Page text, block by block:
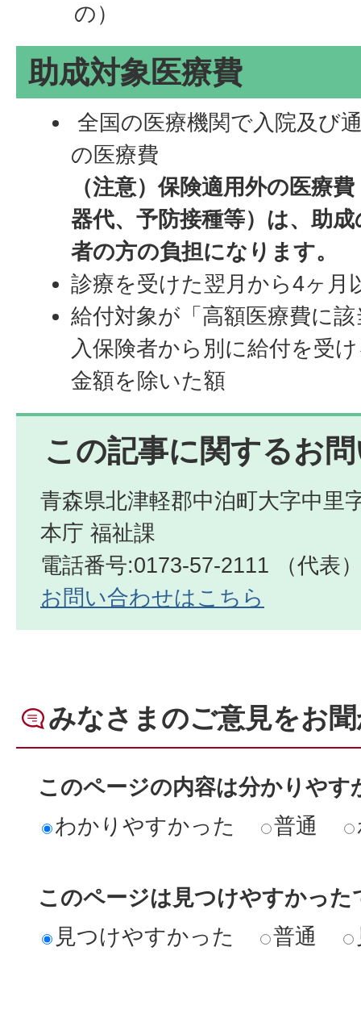
の）
助成対象医療費
全国の医療機関で入院及び
の医療費
（注意）保険適用外の医療
器代、予防接種等）は、助
者の方の負担になります。
診療を受けた翌月から4ヶ月
給付対象が「高額医療費に
入保険者から別に給付を受
金額を除いた額
この記事に関するお
青森県北津軽郡中泊町大字中里
本庁 福祉課
電話番号:0173-57-2111 （代表
お問い合わせはこちら
みなさまのご意見をお
このページの内容は分かりやす
わかりやすかった
普通
このページは見つけやすかった
見つけやすかった
普通